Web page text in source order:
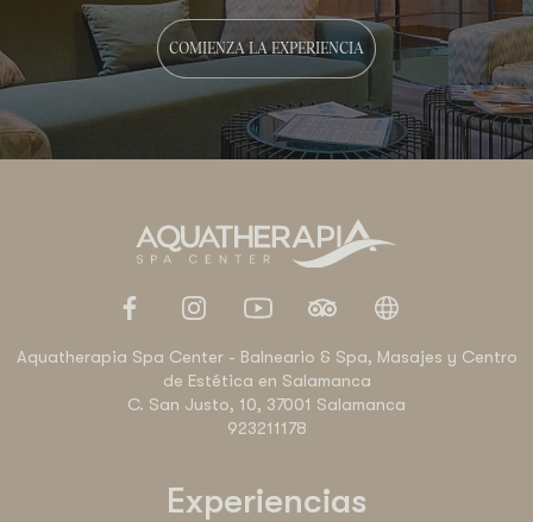
COMIENZA LA EXPERIENCIA
Aquatherapia Spa Center - Balneario & Spa, Masajes y Centro
de Estética en Salamanca
C. San Justo, 10, 37001 Salamanca
923211178
Experiencias